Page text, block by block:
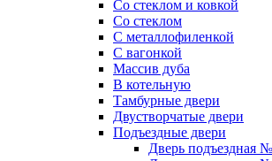
Со стеклом и ковкой
Со стеклом
C металлофиленкой
С вагонкой
Массив дуба
В котельную
Тамбурные двери
Двустворчатые двери
Подъездные двери
Дверь подъездная